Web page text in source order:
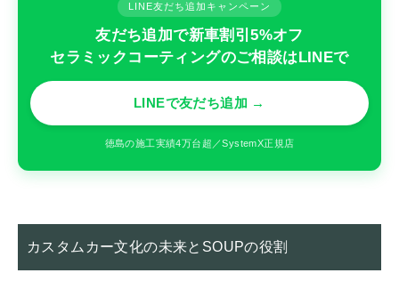
LINE友だち追加キャンペーン
友だち追加で新車割引5%オフ
セラミックコーティングのご相談はLINEで
LINEで友だち追加 →
徳島の施工実績4万台超／SystemX正規店
カスタムカー文化の未来とSOUPの役割